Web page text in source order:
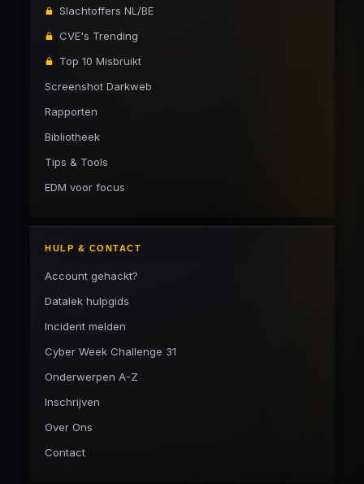
Slachtoffers NL/BE
CVE's Trending
Top 10 Misbruikt
Screenshot Darkweb
Rapporten
Bibliotheek
Tips & Tools
EDM voor focus
HULP & CONTACT
Account gehackt?
Datalek hulpgids
Incident melden
Cyber Week Challenge 31
Onderwerpen A-Z
Inschrijven
Over Ons
Contact